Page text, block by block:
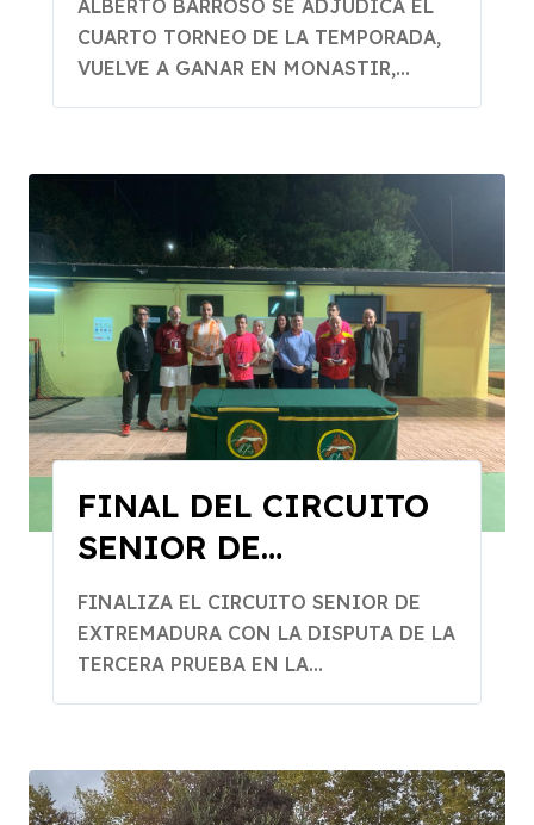
ALBERTO BARROSO SE ADJUDICA EL
CUARTO TORNEO DE LA TEMPORADA,
VUELVE A GANAR EN MONASTIR,...
FINAL DEL CIRCUITO
SENIOR DE
EXTREMADURA
FINALIZA EL CIRCUITO SENIOR DE
EXTREMADURA CON LA DISPUTA DE LA
TERCERA PRUEBA EN LA...